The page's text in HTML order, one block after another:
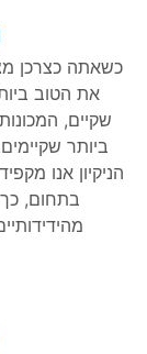
כשאתה כצרכן
את הטוב
שקיים,
ביותר
הניקיון אנו
בתחום,